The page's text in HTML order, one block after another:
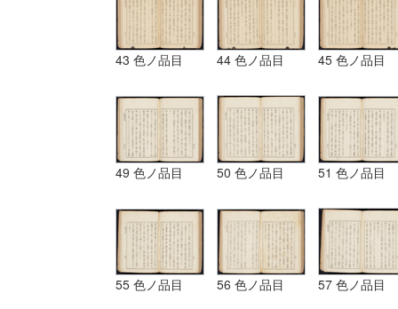
43 色ノ品目 44 色ノ品目 45 色ノ品目
49 色ノ品目 50 色ノ品目 51 色ノ品目
55 色ノ品目 56 色ノ品目 57 色ノ品目